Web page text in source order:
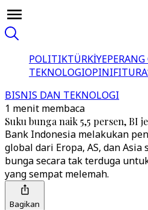
POLITIKTÜRKİYE
TEKNOLOGIOPINIFITUR
BISNIS DAN TEKNOLOGI
1 menit membaca
Suku bunga naik 5,5 persen, BI
Bank Indonesia melakukan
global dari Eropa, AS, dan
bunga secara tak terduga
yang sempat melemah.
Bagikan